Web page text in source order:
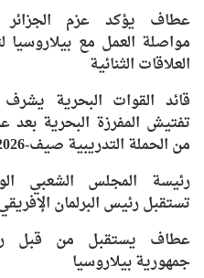
عطاف يؤكد عزم
مواصلة العمل مع بيلاروسيا
العلاقات الثنائية
قائد القوات البحرية
تفتيش المفرزة البحرية بعد
من الحملة التدريبية صيف-2026"
رئيسة المجلس الشعبي
تستقبل رئيس البرلمان
عطاف يستقبل من قبل
جمهورية بيلاروسيا